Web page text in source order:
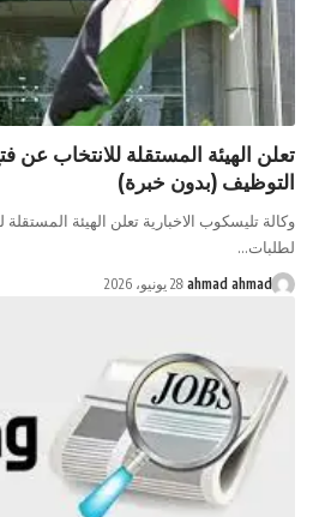
تعلن الهيئة المستقلة للانتخاب عن
التوظيف (بدون خبرة)
وكالة تليسكوب الاخبارية تعلن الهيئة
لطلبات…
ahmad ahmad 28 يونيو، 2026